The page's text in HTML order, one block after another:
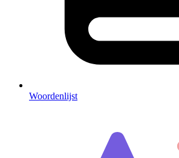
Woordenlijst